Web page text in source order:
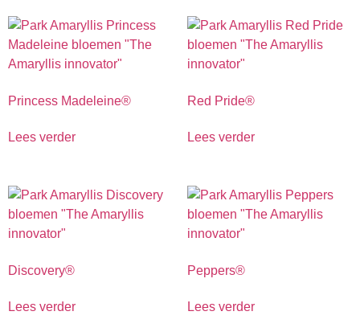
Princess Madeleine®
Lees verder
Red Pride®
Lees verder
Discovery®
Lees verder
Peppers®
Lees verder